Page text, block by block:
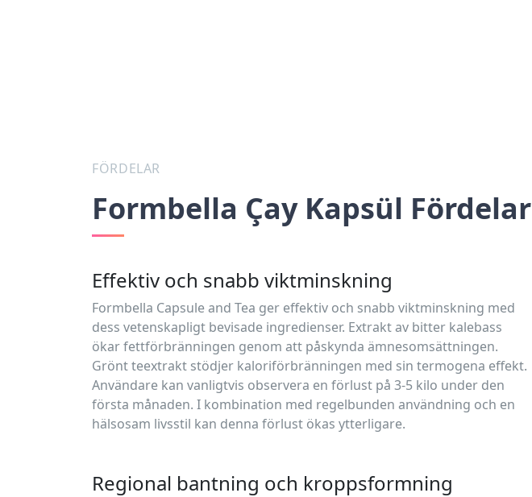
FÖRDELAR
Formbella Çay Kapsül Fördelar
Effektiv och snabb viktminskning
Formbella Capsule and Tea ger effektiv och snabb viktminskning med
dess vetenskapligt bevisade ingredienser. Extrakt av bitter kalebass
ökar fettförbränningen genom att påskynda ämnesomsättningen.
Grönt teextrakt stödjer kaloriförbränningen med sin termogena effekt.
Användare kan vanligtvis observera en förlust på 3-5 kilo under den
första månaden. I kombination med regelbunden användning och en
hälsosam livsstil kan denna förlust ökas ytterligare.
Regional bantning och kroppsformning